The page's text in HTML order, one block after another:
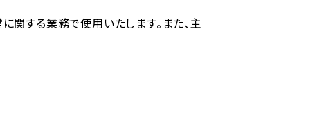
する業務で使用いたします。また、主